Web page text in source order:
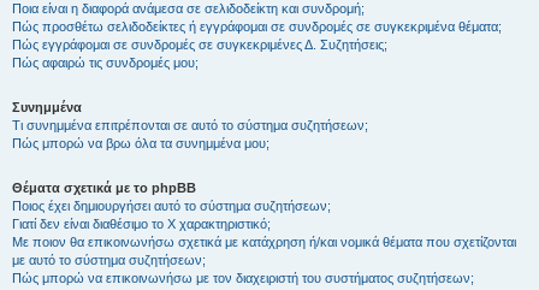
Ποια είναι η διαφορά ανάμεσα σε σελιδοδείκτη και συνδρομή;
Πώς προσθέτω σελιδοδείκτες ή εγγράφομαι σε συνδρομές σε συγκεκριμένα θέματα;
Πώς εγγράφομαι σε συνδρομές σε συγκεκριμένες Δ. Συζητήσεις;
Πώς αφαιρώ τις συνδρομές μου;
Συνημμένα
Τι συνημμένα επιτρέπονται σε αυτό το σύστημα συζητήσεων;
Πώς μπορώ να βρω όλα τα συνημμένα μου;
Θέματα σχετικά με το phpBB
Ποιος έχει δημιουργήσει αυτό το σύστημα συζητήσεων;
Γιατί δεν είναι διαθέσιμο το Χ χαρακτηριστικό;
Με ποιον θα επικοινωνήσω σχετικά με κατάχρηση ή/και νομικά θέματα που σχετίζονται
με αυτό το σύστημα συζητήσεων;
Πώς μπορώ να επικοινωνήσω με τον διαχειριστή του συστήματος συζητήσεων;